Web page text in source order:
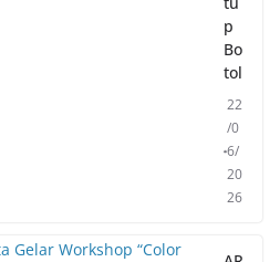
p
Bo
tol
22
/0
6/
20
26